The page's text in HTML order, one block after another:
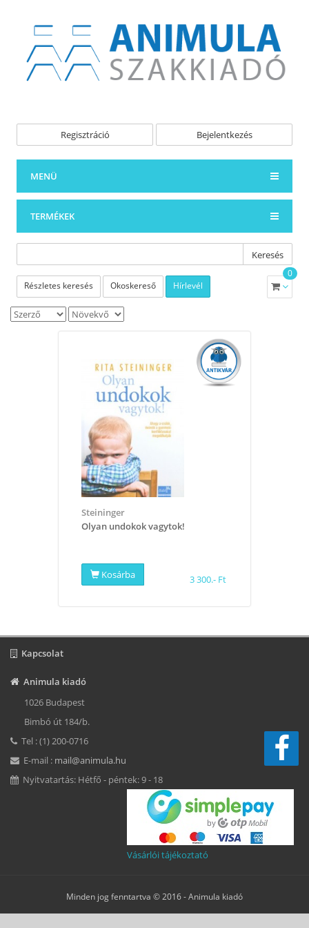
Regisztráció Bejelentkezés
MENÜ
TERMÉKEK
Keresés
Részletes keresés Okoskereső Hírlevél
0
Steininger
Olyan undokok vagytok!
Kosárba 3 300.- Ft
Kapcsolat
Animula kiadó
1026 Budapest
Bimbó út 184/b.
Tel : (1) 200-0716
E-mail : mail@animula.hu
Nyitvatartás: Hétfő - péntek: 9 - 18
Vásárlói tájékoztató
Minden jog fenntartva © 2016 -Animula kiadó